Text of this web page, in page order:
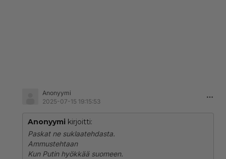
Anonyymi
2025-07-15 19:15:53
Anonyymi kirjoitti:
Paskat ne suklaatehdasta.
Ammustehtaan
Kun Putin hyökkää suomeen.